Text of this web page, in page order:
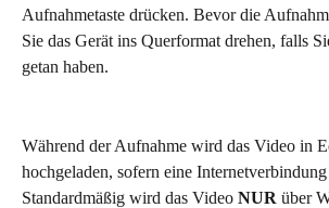
Aufnahmetaste drücken. Bevor die
Sie das Gerät ins Querformat drehen, falls
getan haben.
Während der Aufnahme wird das Video in
hochgeladen, sofern eine
Standardmäßig wird das Video NUR über